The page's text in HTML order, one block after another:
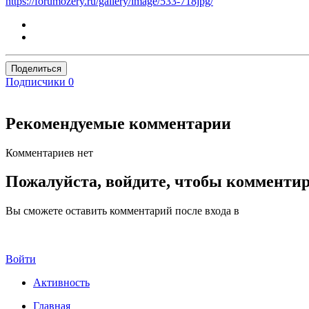
Поделиться
Подписчики 0
Рекомендуемые комментарии
Комментариев нет
Пожалуйста, войдите, чтобы
Вы сможете оставить комментарий после входа в
Войти
Активность
Главная